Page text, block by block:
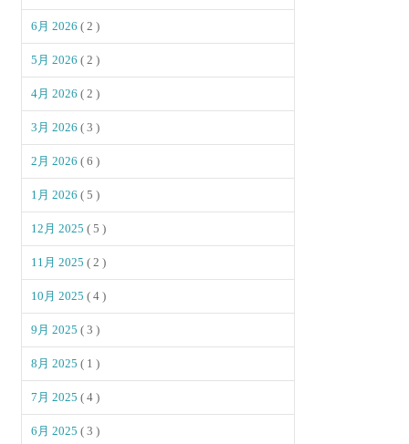
6月 2026( 2 )
5月 2026( 2 )
4月 2026( 2 )
3月 2026( 3 )
2月 2026( 6 )
1月 2026( 5 )
12月 2025( 5 )
11月 2025( 2 )
10月 2025( 4 )
9月 2025( 3 )
8月 2025( 1 )
7月 2025( 4 )
6月 2025( 3 )